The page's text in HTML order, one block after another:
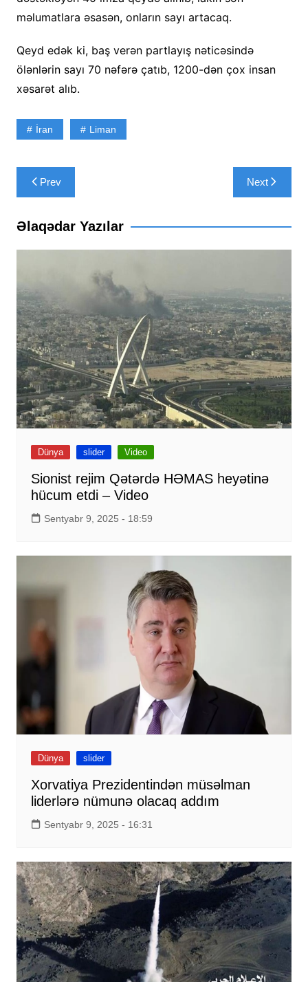
məlumatlara əsasən, onların sayı artacaq.
Qeyd edək ki, baş verən partlayış nəticəsində
ölənlərin sayı 70 nəfərə çatıb, 1200-dən çox insan
xəsarət alıb.
İran Liman
Yazı
naviqasiyası
Prev Next
Əlaqədar Yazılar
Dünya slider Video
Sionist rejim Qətərdə HƏMAS heyətinə
hücum etdi – Video
Sentyabr 9, 2025 - 18:59
Dünya slider
Xorvatiya Prezidentindən müsəlman
liderlərə nümunə olacaq addım
Sentyabr 9, 2025 - 16:31